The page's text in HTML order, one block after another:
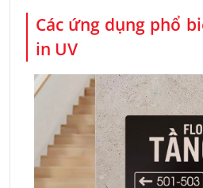
Các ứng dụng phổ
in UV